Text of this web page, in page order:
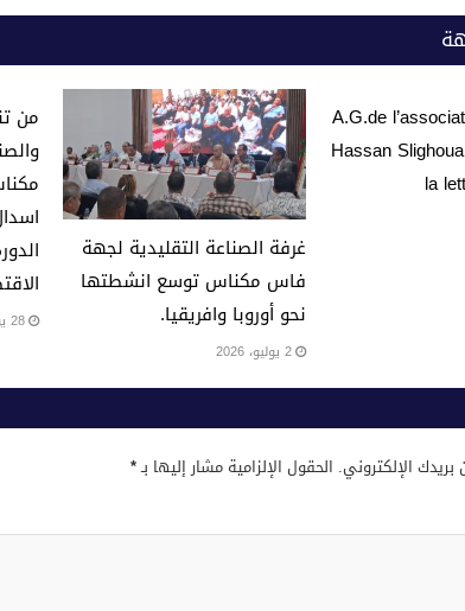
A.G.de
Hassan
la
غرفة الصناعة التقليدية لجهة
فاس مكناس توسع انشطتها
نحو أوروبا وافريقيا.
2 يوليو، 2026
من
28 يونيو، 2026
الإلكتروني. الحقول الإلزامية مشار إليها بـ*